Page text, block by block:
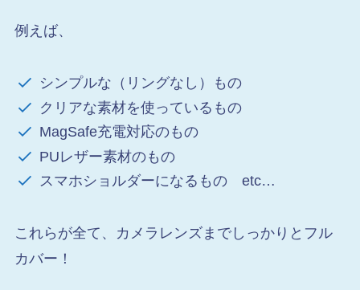
例えば、
シンプルな（リングなし）もの
クリアな素材を使っているもの
MagSafe充電対応のもの
PUレザー素材のもの
スマホショルダーになるもの etc…
これらが全て、カメラレンズまでしっかりとフル
カバー！